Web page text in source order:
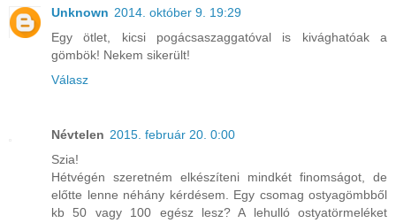
Unknown 2014. október 9. 19:29
Egy ötlet, kicsi pogácsaszaggatóval is kivághatóak a
gömbök! Nekem sikerült!
Válasz
Névtelen 2015. február 20. 0:00
Szia!
Hétvégén szeretném elkészíteni mindkét finomságot, de
előtte lenne néhány kérdésem. Egy csomag ostyagömbből
kb 50 vagy 100 egész lesz? A lehulló ostyatörmeléket